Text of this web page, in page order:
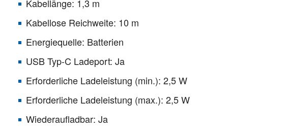
Kabellänge: 1,3 m
Kabellose Reichweite: 10 m
Energiequelle: Batterien
USB Typ-C Ladeport: Ja
Erforderliche Ladeleistung (min.): 2,5 W
Erforderliche Ladeleistung (max.): 2,5 W
Wiederaufladbar: Ja